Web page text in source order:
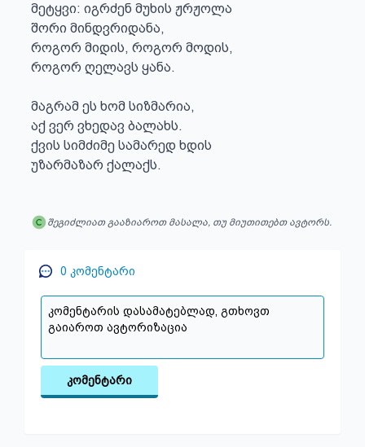
მეტყვი: იგრძენ მუხის ჟრჟოლა
შორი მინდვრიდანა,
როგორ მიდის, როგორ მოდის,
როგორ ღელავს ყანა.
მაგრამ ეს ხომ სიზმარია,
აქ ვერ ვხედავ ბალახს.
ქვის სიმძიმე სამარედ ხდის
უზარმაზარ ქალაქს.
შეგიძლიათ გააზიაროთ მასალა, თუ მიუთითებთ ავტორს.
0 კომენტარი
კომენტარი